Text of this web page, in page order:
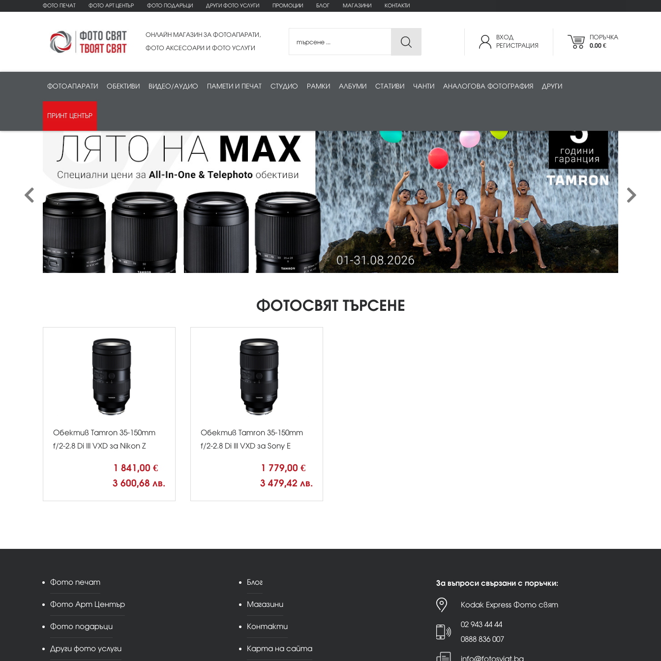
ФОТО ПЕЧАТ ФОТО АРТ ЦЕНТЪР ФОТО ПОДАРЪЦИ ДРУГИ ФОТО УСЛУГИ ПРОМОЦИИ БЛОГ МАГАЗИНИ КОНТАКТИ
ОНЛАЙН МАГАЗИН ЗА ФОТОАПАРАТИ,
ФОТО АКСЕСОАРИ И ФОТО УСЛУГИ
ВХОД
РЕГИСТРАЦИЯ
ПОРЪЧКА
0.00 €
ФОТОАПАРАТИ ОБЕКТИВИ ВИДЕО/АУДИО ПАМЕТИ И ПЕЧАТ СТУДИО РАМКИ АЛБУМИ СТАТИВИ ЧАНТИ АНАЛОГОВА ФОТОГРАФИЯ ДРУГИ
ПРИНТ ЦЕНТЪР
ФОТОСВЯТ ТЪРСЕНЕ
Обектив Tamron 35-150mm
f/2-2.8 Di III VXD за Nikon Z
1 841,00 €
3 600,68 лв.
Обектив Tamron 35-150mm
f/2-2.8 Di III VXD за Sony E
1 779,00 €
3 479,42 лв.
Фото печат
Фото Арт Център
Фото подаръци
Други фото услуги
Блог
Магазини
Контакти
Карта на сайта
За въпроси свързани с поръчки:
Kodak Express Фото свят
02 943 44 44
0888 836 007
info@fotosviat.bg